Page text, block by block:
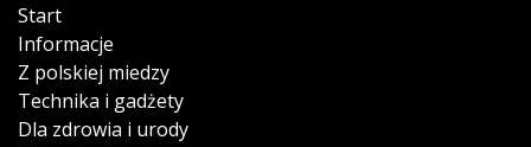
Start
Informacje
Z polskiej miedzy
Technika i gadżety
Dla zdrowia i urody